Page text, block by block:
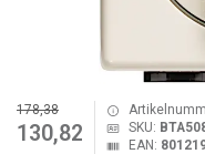
178,38
130,82
SKU:
EAN: